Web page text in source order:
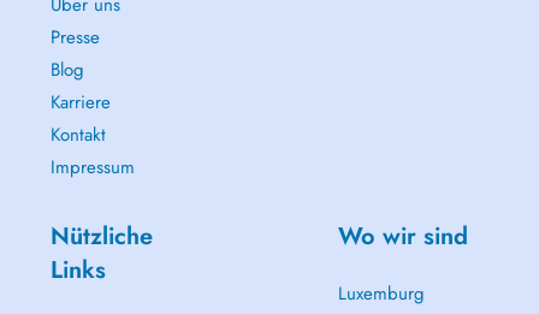
Presse
Blog
Karriere
Kontakt
Impressum
Nützliche
Links
Wo wir sind
Luxemburg